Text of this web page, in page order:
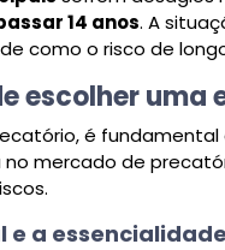
14 anos. A
como o risco de
escolher uma
é
mercado de
e a